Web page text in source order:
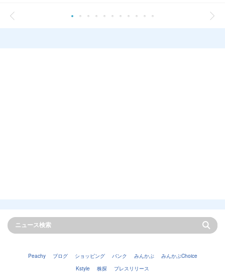
Peachy ブログ ショッピング バンク みんかぶ
みんかぶChoice
Kstyle
株探 プレスリリース